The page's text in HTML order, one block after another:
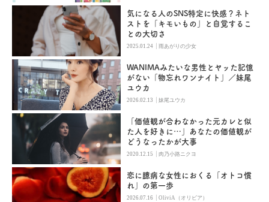
気になる人のSNS特定に快感？ネト
ストを「キモいもの」と自覚するこ
との大切さ
2025.01.24 |雨あがりの少女
WANIMAみたいな男性とヤッた記憶
がない「物忘れワンナイト」／妹尾
ユウカ
2026.02.13 |妹尾ユウカ
「価値観が合わなかった元カレと似
た人を好きに…」あなたの価値観が
どうなったかが大事
2020.12.15 |肉乃小路ニクヨ
恋に臆病な女性におくる「オトコ慣
れ」の第一歩
2026.07.16 |OliviA（オリビア）